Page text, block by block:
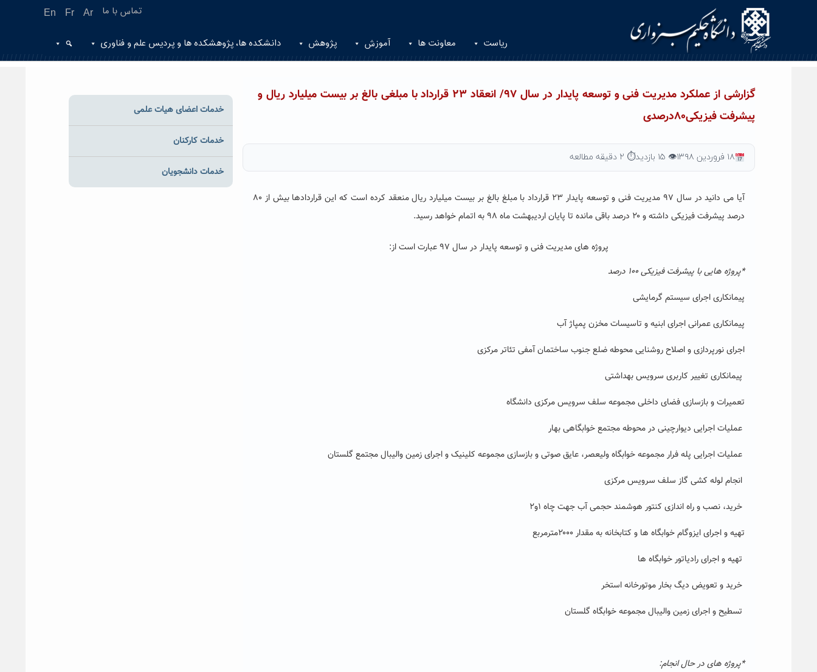
En Fr Ar تماس با ما
ریاست معاونت ها آموزش پژوهش دانشکده ها، پژوهشکده ها و پردیس علم و فناوری
گزارشی از عملکرد مدیریت فنی و توسعه پایدار در سال ۹۷/ انعقاد ۲۳ قرارداد با مبلغی بالغ بر بیست میلیارد ریال و
پیشرفت فیزیکی۸۰درصدی
۱۸ فروردین ۱۳۹۸ 👁 ۱۵ بازدید ⏱ ۲ دقیقه مطالعه
آیا می دانید در سال ۹۷ مدیریت فنی و توسعه پایدار ۲۳ قرارداد با مبلغ بالغ بر بیست میلیارد ریال منعقد کرده است که این قراردادها بیش از ۸۰
درصد پیشرفت فیزیکی داشته و ۲۰ درصد باقی مانده تا پایان اردیبهشت ماه ۹۸ به اتمام خواهد رسید.
پروژه های مدیریت فنی و توسعه پایدار در سال ۹۷ عبارت است از:
*پروژه هایی با پیشرفت فیزیکی ۱۰۰ درصد
پیمانکاری اجرای سیستم گرمایشی
پیمانکاری عمرانی اجرای ابنیه و تاسیسات مخزن پمپاژ آب
اجرای نورپردازی و اصلاح روشنایی محوطه ضلع جنوب ساختمان آمفی تئاتر مرکزی
پیمانکاری تغییر کاربری سرویس بهداشتی
تعمیرات و بازسازی فضای داخلی مجموعه سلف سرویس مرکزی دانشگاه
عملیات اجرایی دیوارچینی در محوطه مجتمع خوابگاهی بهار
عملیات اجرایی پله فرار مجموعه خوابگاه ولیعصر، عایق صوتی و بازسازی مجموعه کلینیک و اجرای زمین والیبال مجتمع گلستان
انجام لوله کشی گاز سلف سرویس مرکزی
خرید، نصب و راه اندازی کنتور هوشمند حجمی آب جهت چاه ۱و۲
تهیه و اجرای ایزوگام خوابگاه ها و کتابخانه به مقدار ۲۰۰۰مترمربع
تهیه و اجرای رادیاتور خوابگاه ها
خرید و تعویض دیگ بخار موتورخانه استخر
تسطیح و اجرای زمین والیبال مجموعه خوابگاه گلستان
*پروژه های در حال انجام:
خدمات اعضای هیات علمی
خدمات کارکنان
خدمات دانشجویان